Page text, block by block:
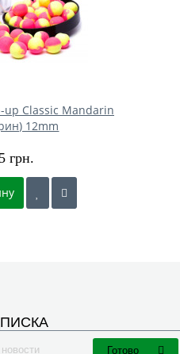
up Classic Mandarin
12mm
грн.
Готово